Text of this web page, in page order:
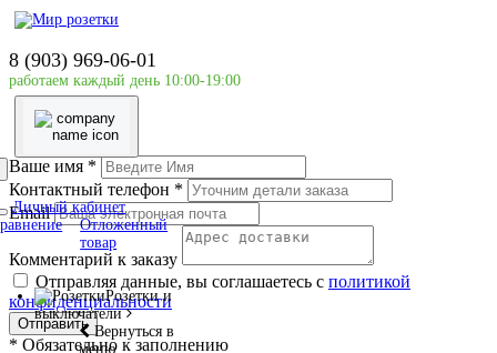
8 (903) 969-06-01
работаем каждый день 10:00-19:00
Личный кабинет
Отложенный
товар
Розетки и
выключатели
Вернуться в
меню
Главная страница
Hager
Рубильник модульный 3P 63A, до 690В АС21, Hager
Ваше имя *
Контактный телефон *
Email
Комментарий к заказу
Отправляя данные, вы соглашаетесь с политикой
конфиденциальности
Отправить
* Обязательно к заполнению